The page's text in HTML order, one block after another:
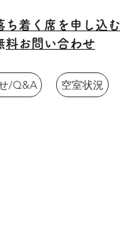
ち着く席を申し込む
無料お問い合わせ
/Q&A 空室状況